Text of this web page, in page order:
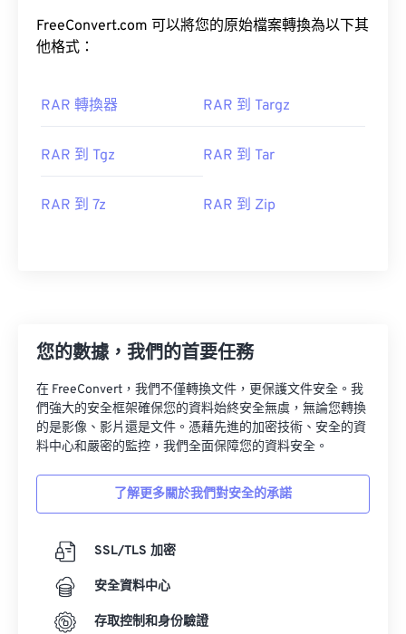
FreeConvert.com 可以將您的原始檔案轉換為以下其
他格式：
RAR 轉換器 RAR 到 Targz
RAR 到 Tgz RAR 到 Tar
RAR 到 7z RAR 到 Zip
您的數據，我們的首要任務
在 FreeConvert，我們不僅轉換文件，更保護文件安全。我
們強大的安全框架確保您的資料始終安全無虞，無論您轉換
的是影像、影片還是文件。憑藉先進的加密技術、安全的資
料中心和嚴密的監控，我們全面保障您的資料安全。
了解更多關於我們對安全的承諾
SSL/TLS 加密
安全資料中心
存取控制和身份驗證